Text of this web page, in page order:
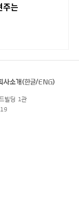
주는
사소개(한글/ENG)
빌딩 1관